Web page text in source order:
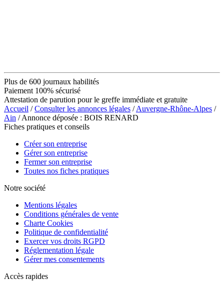
Plus de 600 journaux habilités
Paiement 100% sécurisé
Attestation de parution pour le greffe immédiate et gratuite
Accueil /Consulter les annonces légales /Auvergne-Rhône-Alpes /
Ain / Annonce déposée : BOIS RENARD
Fiches pratiques et conseils
Créer son entreprise
Gérer son entreprise
Fermer son entreprise
Toutes nos fiches pratiques
Notre société
Mentions légales
Conditions générales de vente
Charte Cookies
Politique de confidentialité
Exercer vos droits RGPD
Réglementation légale
Gérer mes consentements
Accès rapides